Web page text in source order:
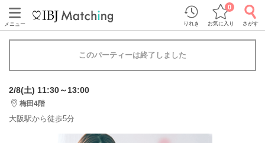
メニュー りれき お気に入り
0
さがす
このパーティーは終了しました
2/8(土) 11:30～13:00
梅田4階
大阪駅から徒歩5分